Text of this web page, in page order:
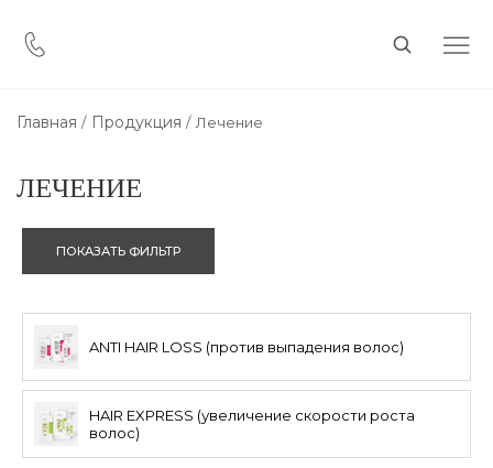
Главная Продукция Лечение
ЛЕЧЕНИЕ
ПОКАЗАТЬ ФИЛЬТР
ANTI HAIR LOSS (против выпадения волос)
HAIR EXPRESS (увеличение скорости роста
волос)